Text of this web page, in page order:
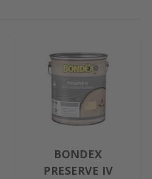
BONDEX
PRESERVE IV